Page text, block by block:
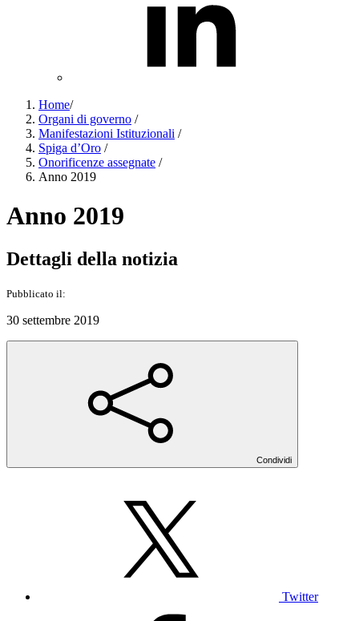
Home/
Organi di governo /
Manifestazioni Istituzionali /
Spiga d’Oro /
Onorificenze assegnate /
Anno 2019
Anno 2019
Dettagli della notizia
Pubblicato il:
30 settembre 2019
Condividi
Twitter